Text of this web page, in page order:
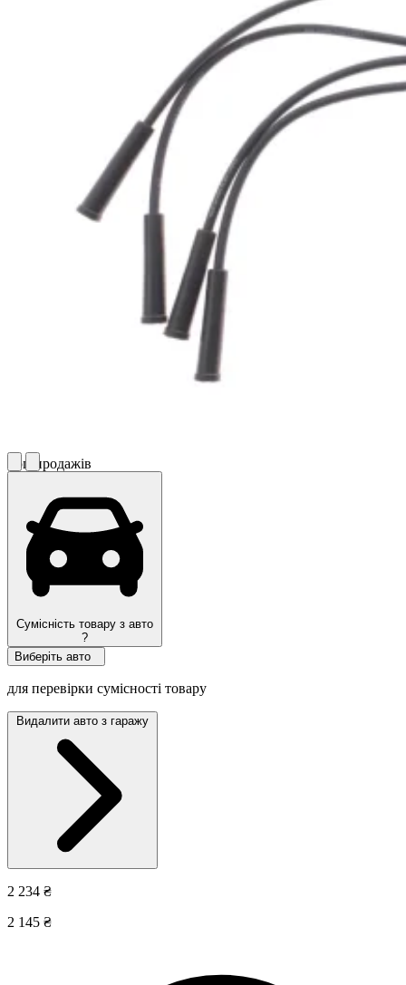
Топ продажів
Сумісність товару з авто
?
Виберіть авто
для перевірки сумісності товару
Видалити авто з гаражу
2 234 ₴
2 145 ₴